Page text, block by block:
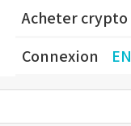
Acheter crypto
Connexion
EN